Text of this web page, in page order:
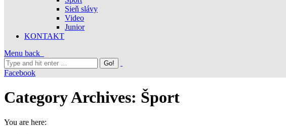
Sieň slávy
Video
Junior
KONTAKT
Menu back
Facebook
Category Archives: Šport
You are here: